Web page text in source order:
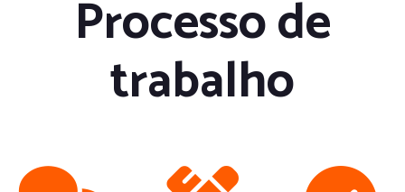
Processo de
trabalho